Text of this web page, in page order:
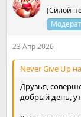
ц
и
(Силой
23 Апр 2026
Never Give Up
Друзья,
добрый день,